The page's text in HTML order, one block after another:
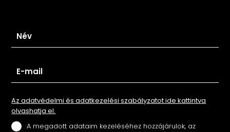
Az adatvédelmi és adatkezelési szabályzatot ide kattintva
olvashatja el.
A megadott adataim kezeléséhez hozzájárulok, az